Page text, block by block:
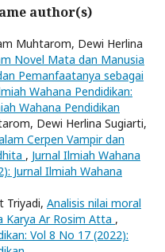
author(s)
Muhtarom, Dewi Herlina
Novel Mata dan Manusia
Pemanfaatanya sebagai
Wahana Pendidikan:
Wahana Pendidikan
Dewi Herlina Sugiarti,
Cerpen Vampir dan
, Jurnal Ilmiah Wahana
Jurnal Ilmiah Wahana
Triyadi, Analisis nilai moral
Karya Ar Rosim Atta ,
Vol 8 No 17 (2022):